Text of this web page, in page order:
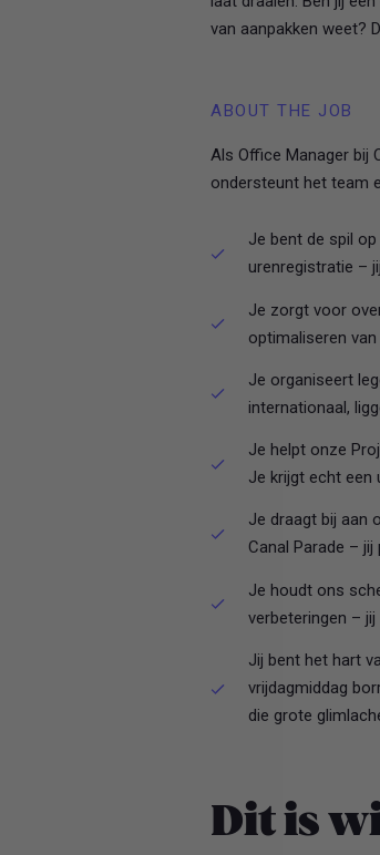
van aanpakken weet?
ABOUT THE JOB
Als Office Manager bij
ondersteunt het team
Je bent de spil
urenregistratie –
Je zorgt voor
optimaliseren
Je organiseert
internationaal,
Je helpt onze
Je krijgt echt een
Je draagt bij aan
Canal Parade –
Je houdt ons
verbeteringen –
Jij bent het hart
vrijdagmiddag
die grote
Dit is